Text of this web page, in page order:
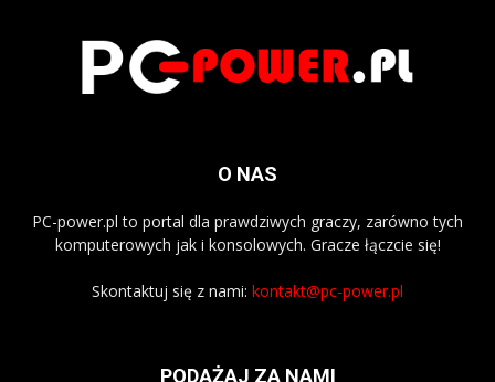
O NAS
PC-power.pl to portal dla prawdziwych graczy, zarówno tych
komputerowych jak i konsolowych. Gracze łączcie się!
Skontaktuj się z nami: kontakt@pc-power.pl
PODĄŻAJ ZA NAMI